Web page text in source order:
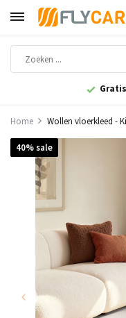
Home Wollen vloerkleed -
40% sale